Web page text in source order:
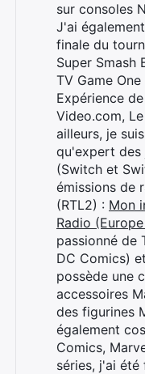
sur consoles
J'ai
finale du
Super Smash
TV Game
Expérience
Video.com,
ailleurs, je
qu'expert des
(Switch et
émissions de
(RTL2) : Mon
Radio
passionné de
DC Comics)
possède une
accessoires
des figurines
également
Comics,
séries, j'ai